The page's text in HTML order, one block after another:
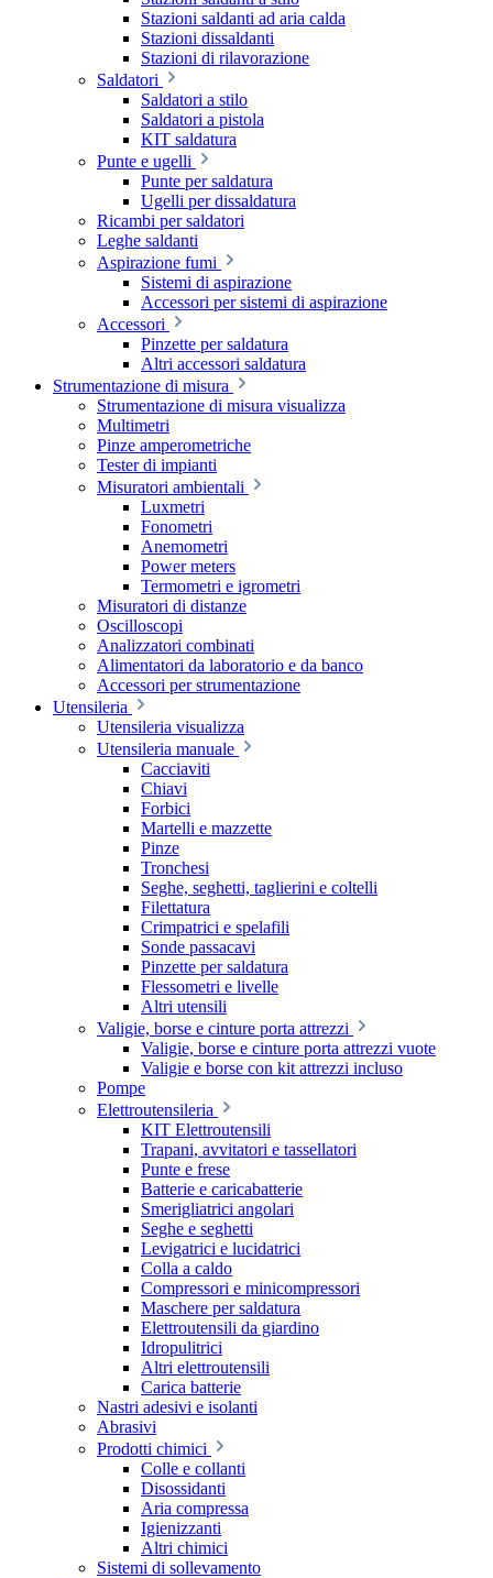
Stazioni saldanti ad aria calda
Stazioni dissaldanti
Stazioni di rilavorazione
Saldatori
Saldatori a stilo
Saldatori a pistola
KIT saldatura
Punte e ugelli
Punte per saldatura
Ugelli per dissaldatura
Ricambi per saldatori
Leghe saldanti
Aspirazione fumi
Sistemi di aspirazione
Accessori per sistemi di aspirazione
Accessori
Pinzette per saldatura
Altri accessori saldatura
Strumentazione di misura
Strumentazione di misura visualizza
Multimetri
Pinze amperometriche
Tester di impianti
Misuratori ambientali
Luxmetri
Fonometri
Anemometri
Power meters
Termometri e igrometri
Misuratori di distanze
Oscilloscopi
Analizzatori combinati
Alimentatori da laboratorio e da banco
Accessori per strumentazione
Utensileria
Utensileria visualizza
Utensileria manuale
Cacciaviti
Chiavi
Forbici
Martelli e mazzette
Pinze
Tronchesi
Seghe, seghetti, taglierini e coltelli
Filettatura
Crimpatrici e spelafili
Sonde passacavi
Pinzette per saldatura
Flessometri e livelle
Altri utensili
Valigie, borse e cinture porta attrezzi
Valigie, borse e cinture porta attrezzi vuote
Valigie e borse con kit attrezzi incluso
Pompe
Elettroutensileria
KIT Elettroutensili
Trapani, avvitatori e tassellatori
Punte e frese
Batterie e caricabatterie
Smerigliatrici angolari
Seghe e seghetti
Levigatrici e lucidatrici
Colla a caldo
Compressori e minicompressori
Maschere per saldatura
Elettroutensili da giardino
Idropulitrici
Altri elettroutensili
Carica batterie
Nastri adesivi e isolanti
Abrasivi
Prodotti chimici
Colle e collanti
Disossidanti
Aria compressa
Igienizzanti
Altri chimici
Sistemi di sollevamento